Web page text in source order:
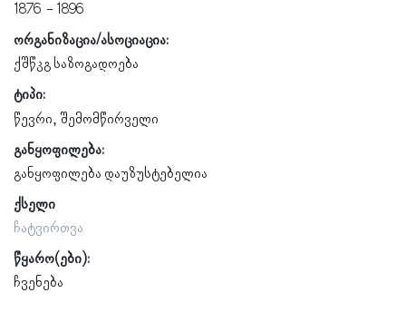
1876
1896
ორგანიზაცია/ასოციაცია:
ქშწკგ საზოგადოება
ტიპი:
წევრი შემომწირველი
განყოფილება:
განყოფილება დაუზუსტებელია
ქსელი
ჩატვირთვა
წყარო(ები):
ჩვენება